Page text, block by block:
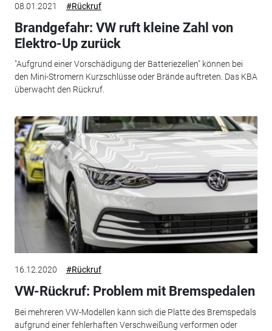
08.01.2021 #Rückruf
Brandgefahr: VW ruft kleine Zahl von
Elektro-Up zurück
"Aufgrund einer Vorschädigung der Batteriezellen" können bei
den Mini-Stromern Kurzschlüsse oder Brände auftreten. Das KBA
überwacht den Rückruf.
16.12.2020 #Rückruf
VW-Rückruf: Problem mit Bremspedalen
Bei mehreren VW-Modellen kann sich die Platte des Bremspedals
aufgrund einer fehlerhaften Verschweißung verformen oder